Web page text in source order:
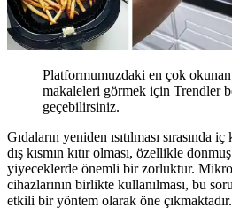
Platformumuzdaki en çok
makaleleri görmek için Trendler
geçebilirsiniz.
Gıdaların yeniden ısıtılması sırasında
dış kısmın kıtır olması, özellikle
yiyeceklerde önemli bir zorluktur.
cihazlarının birlikte kullanılması, bu
etkili bir yöntem olarak öne çıkmaktadır.